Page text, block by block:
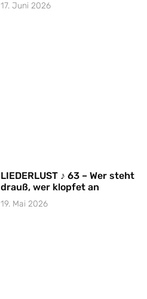
17. Juni 2026
LIEDERLUST ♪ 63 – Wer steht
drauß, wer klopfet an
19. Mai 2026